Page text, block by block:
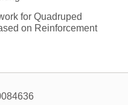
for Quadruped
on Reinforcement